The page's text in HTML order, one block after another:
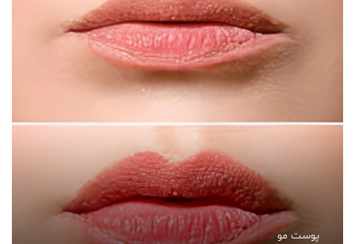
پوست مو